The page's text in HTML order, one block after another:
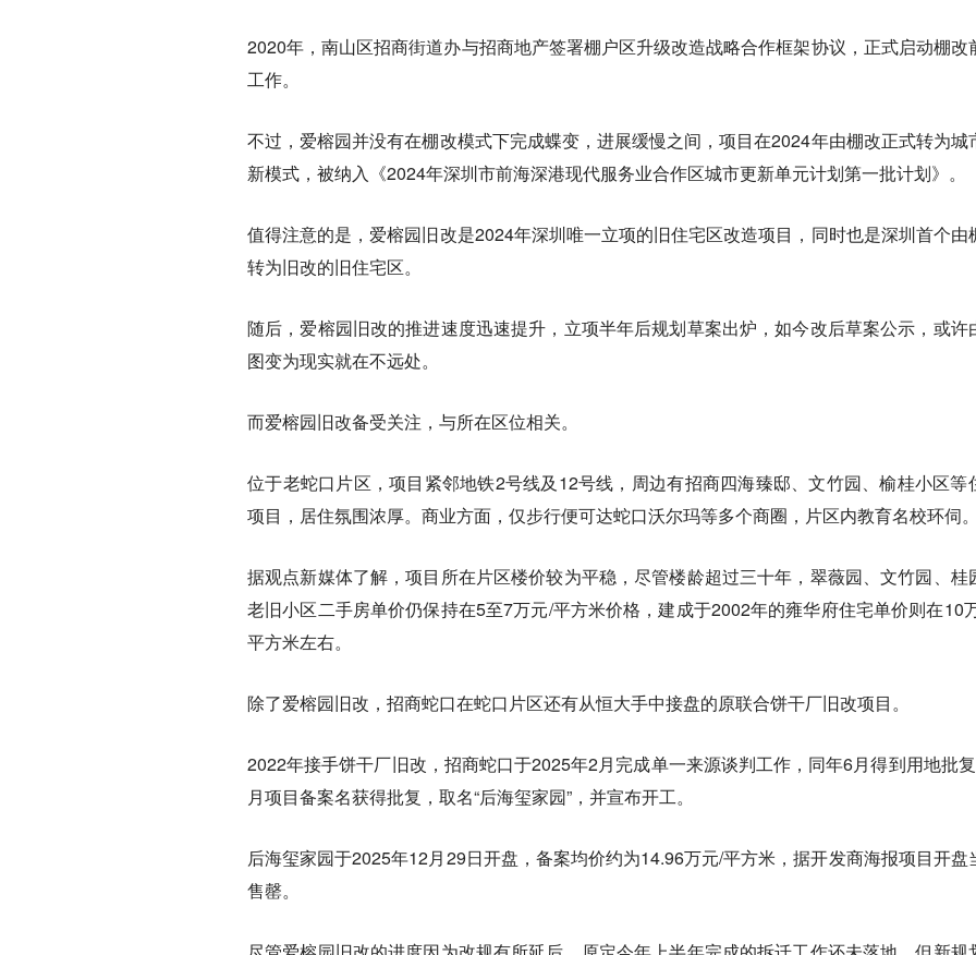
2020年，南山区招商街道办与招商地产签署棚户区升级改造战略合作框架协议，正式启动棚改
工作。
不过，爱榕园并没有在棚改模式下完成蝶变，进展缓慢之间，项目在2024年由棚改正式转为城
新模式，被纳入《2024年深圳市前海深港现代服务业合作区城市更新单元计划第一批计划》。
值得注意的是，爱榕园旧改是2024年深圳唯一立项的旧住宅区改造项目，同时也是深圳首个由
转为旧改的旧住宅区。
随后，爱榕园旧改的推进速度迅速提升，立项半年后规划草案出炉，如今改后草案公示，或许
图变为现实就在不远处。
而爱榕园旧改备受关注，与所在区位相关。
位于老蛇口片区，项目紧邻地铁2号线及12号线，周边有招商四海臻邸、文竹园、榆桂小区等
项目，居住氛围浓厚。商业方面，仅步行便可达蛇口沃尔玛等多个商圈，片区内教育名校环伺。
据观点新媒体了解，项目所在片区楼价较为平稳，尽管楼龄超过三十年，翠薇园、文竹园、桂
老旧小区二手房单价仍保持在5至7万元/平方米价格，建成于2002年的雍华府住宅单价则在10
平方米左右。
除了爱榕园旧改，招商蛇口在蛇口片区还有从恒大手中接盘的原联合饼干厂旧改项目。
2022年接手饼干厂旧改，招商蛇口于2025年2月完成单一来源谈判工作，同年6月得到用地批
月项目备案名获得批复，取名“后海玺家园”，并宣布开工。
后海玺家园于2025年12月29日开盘，备案均价约为14.96万元/平方米，据开发商海报项目开盘
售罄。